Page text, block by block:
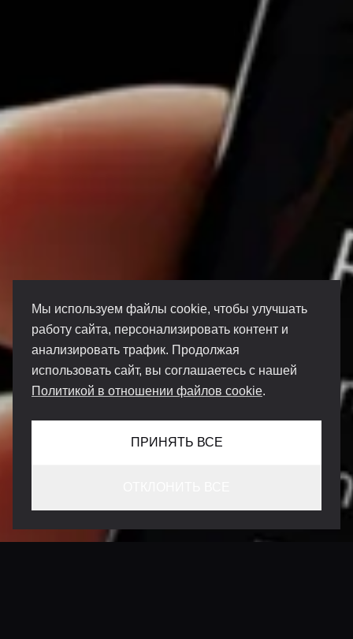
Мы используем файлы cookie, чтобы улучшать
работу сайта, персонализировать контент и
анализировать трафик. Продолжая
использовать сайт, вы соглашаетесь с нашей
Политикой в отношении файлов cookie.
ПРИНЯТЬ ВСЕ